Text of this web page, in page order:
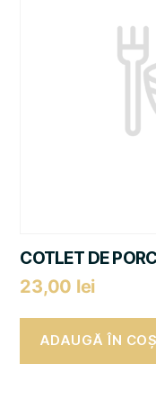
COTLET DE
23,00 lei
ADAUGĂ ÎN COȘ